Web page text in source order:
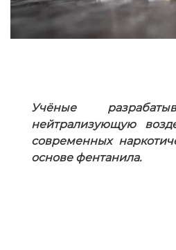
Учёные
нейтрализующую
современных
основе фентанила.